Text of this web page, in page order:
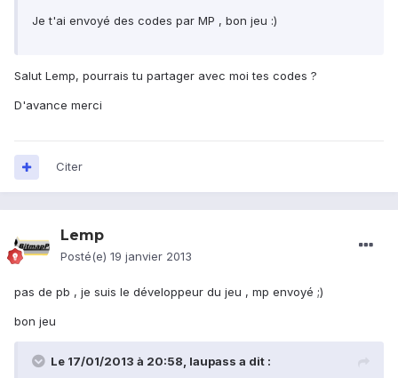
Je t'ai envoyé des codes par MP , bon jeu :)
Salut Lemp, pourrais tu partager avec moi tes codes ?
D'avance merci
Citer
Lemp
Posté(e) 19 janvier 2013
pas de pb , je suis le développeur du jeu , mp envoyé ;)
bon jeu
Le 17/01/2013 à 20:58, laupass a dit :